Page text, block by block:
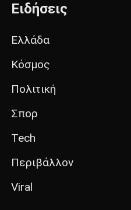
Ειδήσεις
Ελλάδα
Κόσμος
Πολιτική
Σπορ
Tech
Περιβάλλον
Viral